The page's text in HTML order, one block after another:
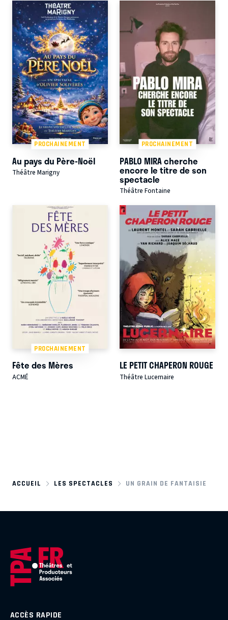
PROCHAINEMENT
Au pays du Père-Noël
Théâtre Marigny
PROCHAINEMENT
PABLO MIRA cherche
encore le titre de son
spectacle
Théâtre Fontaine
PROCHAINEMENT
Fête des Mères
ACMÉ
LE PETIT CHAPERON ROUGE
Théâtre Lucernaire
ACCUEIL LES SPECTACLES UN GRAIN DE FANTAISIE
ACCÈS RAPIDE